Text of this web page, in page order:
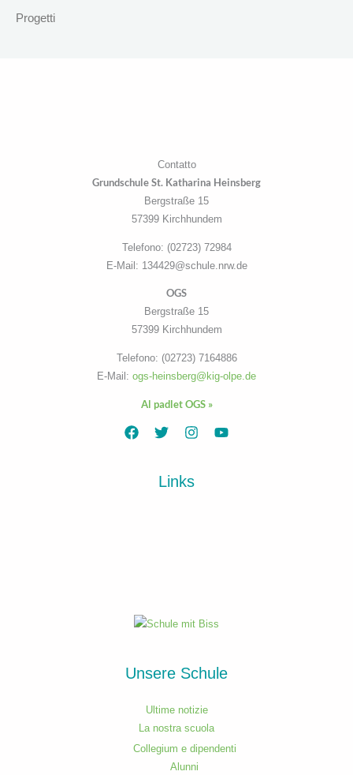
Progetti
Contatto
Grundschule St. Katharina Heinsberg
Bergstraße 15
57399 Kirchhundem
Telefono: (02723) 72984
E-Mail: 134429@schule.nrw.de
OGS
Bergstraße 15
57399 Kirchhundem
Telefono: (02723) 7164886
E-Mail: ogs-heinsberg@kig-olpe.de
Al padlet OGS »
Links
Unsere Schule
Ultime notizie
La nostra scuola
Collegium e dipendenti
Alunni